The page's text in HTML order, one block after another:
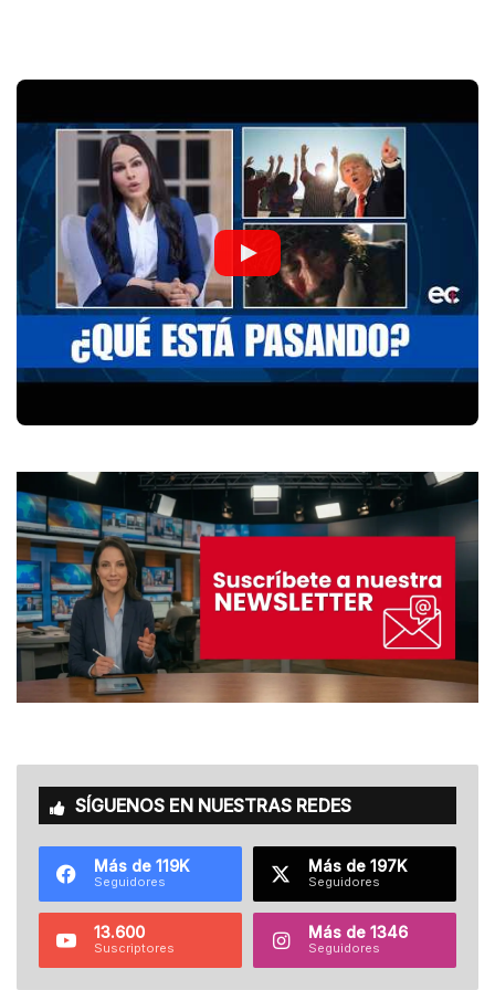
SÍGUENOS EN NUESTRAS REDES
Más de 119K
Seguidores
Más de 197K
Seguidores
13.600
Suscriptores
Más de 1346
Seguidores